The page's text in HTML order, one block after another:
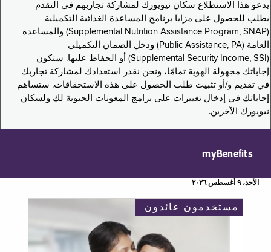
يدعو هذا الاستطلاع سكان نيويورك لمشاركة تجاربهم في التقدم
بطلب للحصول على مزايا برنامج المساعدة الغذائية التكميلية
(Supplemental Nutrition Assistance Program, SNAP) والمساعدة
العامة (Public Assistance, PA) ودخل الضمان التكميلي
(Supplemental Security Income, SSI) أو الحفاظ عليها. ستكون
إجاباتك مجهولة الهوية تمامًا، ونحن نقدر استعدادك لمشاركة تجاربك
في تقديم و/أو تثبيت طلب الحصول على هذه الاستحقاقات. ستساهم
إجاباتك في إدخال تغييرات على برامج المعونات الحيوية لك ولسكان
نيويورك الآخرين.
myBenefits
الأحد، ٩ أغسطس ٢٠٢٦
مستخدمون عائدون